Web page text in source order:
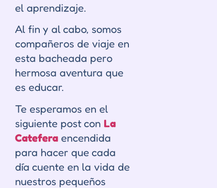
el aprendizaje.
Al fin y al cabo, somos
compañeros de viaje en
esta bacheada pero
hermosa aventura que
es educar.
Te esperamos en el
siguiente post con La
Catefera encendida
para hacer que cada
día cuente en la vida de
nuestros pequeños